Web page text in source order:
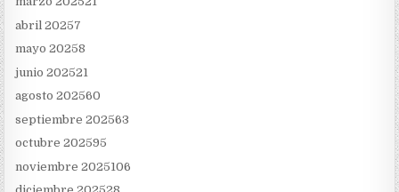
abril 20257
mayo 20258
junio 202521
agosto 202560
septiembre 202563
octubre 202595
noviembre 2025106